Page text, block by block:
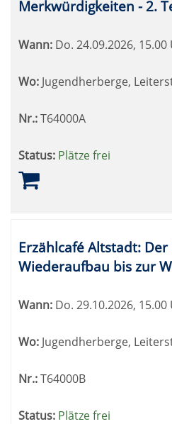
Merkwürdigkeiten - 2.
Wann: Do. 24.09.2026, 15.00
Wo: Jugendherberge,
Nr.:T64000A
Status: Plätze frei
Erzählcafé Altstadt:
Wiederaufbau bis zur
Wann: Do. 29.10.2026, 15.00
Wo: Jugendherberge,
Nr.:T64000B
Status: Plätze frei